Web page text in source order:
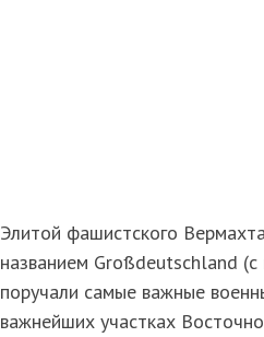
Элитой фашистского
названием Großdeutschland
поручали самые важные
важнейших участках